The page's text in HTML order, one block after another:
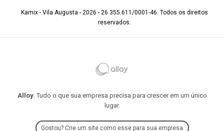
Kamix - Vila Augusta - 2026 - 26.355.611/0001-46. Todos os direitos
reservados.
Alloy. Tudo o que sua empresa precisa para crescer em um único
lugar.
Gostou? Crie um site como esse para sua empresa